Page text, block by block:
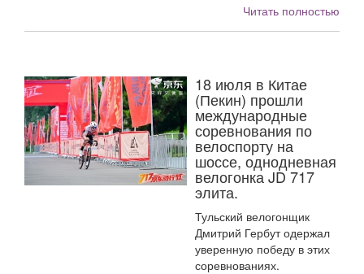
Читать полностью
18 июля в Китае
(Пекин) прошли
международные
соревнования по
велоспорту на
шоссе, однодневная
велогонка JD 717
элита.
Тульский велогонщик
Дмитрий Гербут одержал
уверенную победу в этих
соревнованиях.